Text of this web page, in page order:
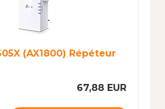
(AX1800) Répéteur
67,88 EUR